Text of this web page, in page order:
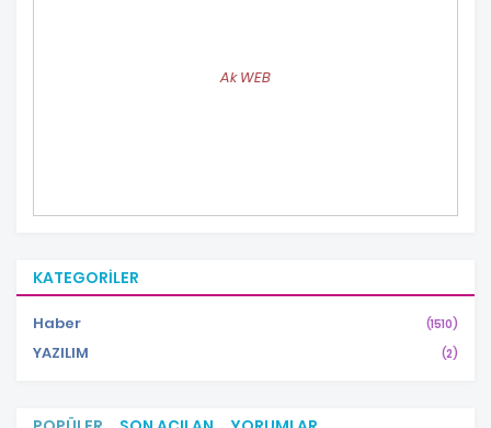
Ak WEB
KATEGORILER
Haber (1510)
YAZILIM (2)